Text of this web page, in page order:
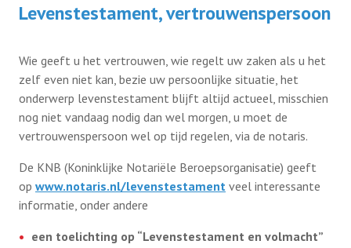
Lid worden
Levenstestament, vertrouwenspersoon
Wie geeft u het vertrouwen, wie regelt uw zaken als u het
zelf even niet kan, bezie uw persoonlijke situatie, het
onderwerp levenstestament blijft altijd actueel, misschien
nog niet vandaag nodig dan wel morgen, u moet de
vertrouwenspersoon wel op tijd regelen, via de notaris.
De KNB (Koninklijke Notariële Beroepsorganisatie) geeft
op www.notaris.nl/levenstestament veel interessante
informatie, onder andere
een toelichting op “Levenstestament en volmacht”